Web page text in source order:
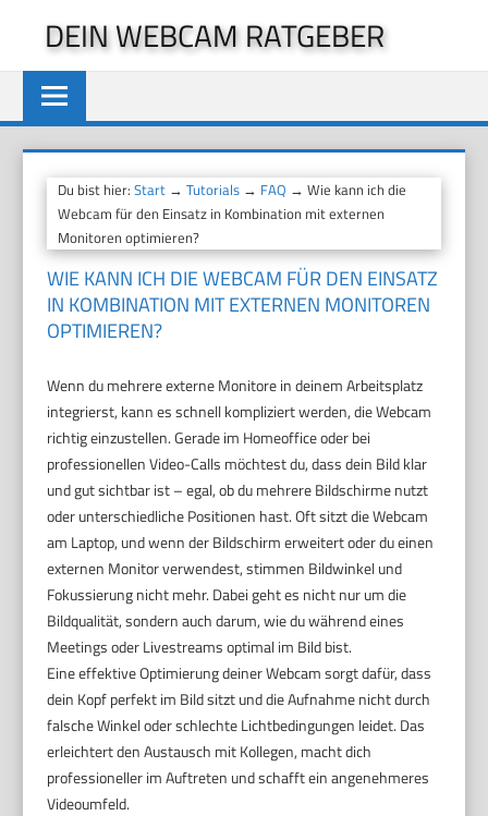
springen
DEIN WEBCAM RATGEBER
Du bist hier:Start →Tutorials → FAQ → Wie kann ich die
Webcam für den Einsatz in Kombination mit externen
Monitoren optimieren?
WIE KANN ICH DIE WEBCAM FÜR DEN EINSATZ
IN KOMBINATION MIT EXTERNEN MONITOREN
OPTIMIEREN?
Wenn du mehrere externe Monitore in deinem Arbeitsplatz
integrierst, kann es schnell kompliziert werden, die Webcam
richtig einzustellen. Gerade im Homeoffice oder bei
professionellen Video-Calls möchtest du, dass dein Bild klar
und gut sichtbar ist – egal, ob du mehrere Bildschirme nutzt
oder unterschiedliche Positionen hast. Oft sitzt die Webcam
am Laptop, und wenn der Bildschirm erweitert oder du einen
externen Monitor verwendest, stimmen Bildwinkel und
Fokussierung nicht mehr. Dabei geht es nicht nur um die
Bildqualität, sondern auch darum, wie du während eines
Meetings oder Livestreams optimal im Bild bist.
Eine effektive Optimierung deiner Webcam sorgt dafür, dass
dein Kopf perfekt im Bild sitzt und die Aufnahme nicht durch
falsche Winkel oder schlechte Lichtbedingungen leidet. Das
erleichtert den Austausch mit Kollegen, macht dich
professioneller im Auftreten und schafft ein angenehmeres
Videoumfeld.